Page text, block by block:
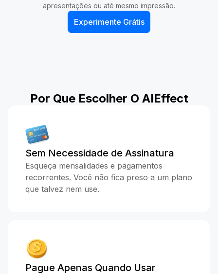
apresentações ou até mesmo impressão.
Experimente Grátis
Por Que Escolher O AIEffect
Sem Necessidade de Assinatura
Esqueça mensalidades e pagamentos
recorrentes. Você não fica preso a um plano
que talvez nem use.
Pague Apenas Quando Usar